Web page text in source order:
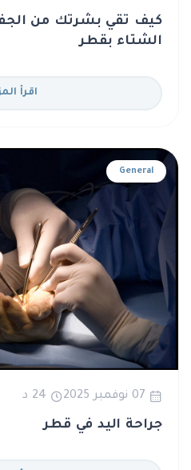
كيف تقي بشرتك من
الشتاء بقطر
اقرأ
General
07 نوفمبر 2025 24 د
جراحة اليد في قطر